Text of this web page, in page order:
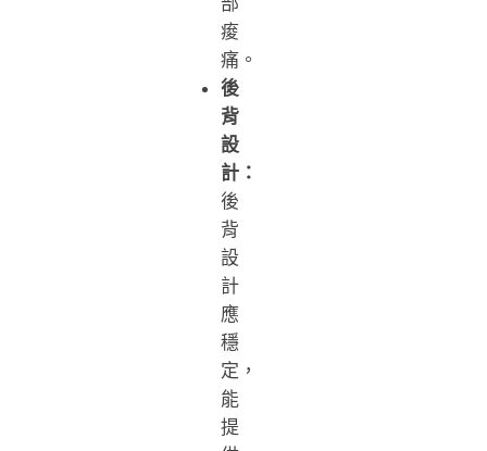
痠
痛。
後
背
設
計：
後
背
設
計
應
穩
定，
能
提